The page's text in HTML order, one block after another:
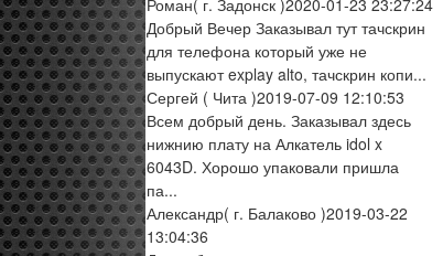
Роман( г. Задонск )2020-01-23 23:27:24
Добрый Вечер Заказывал тут тачскрин
для телефона который уже не
выпускают explay alto, тачскрин копи...
Сергей ( Чита )2019-07-09 12:10:53
Всем добрый день. Заказывал здесь
нижнию плату на Алкатель idol x
6043D. Хорошо упаковали пришла
па...
Александр( г. Балаково )2019-03-22
13:04:36